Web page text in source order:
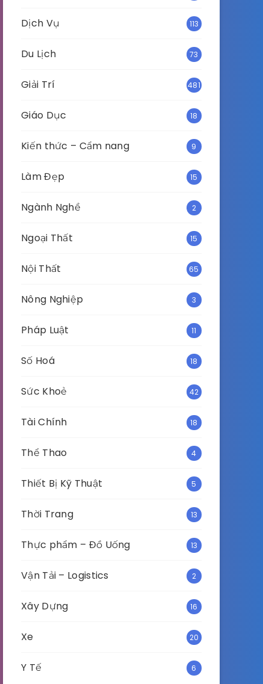
Dịch Vụ 113
Du Lịch 73
Giải Trí 481
Giáo Dục 18
Kiến thức – Cẩm nang 9
Làm Đẹp 15
Ngành Nghề 2
Ngoại Thất 15
Nội Thất 65
Nông Nghiệp 3
Pháp Luật 11
Số Hoá 18
Sức Khoẻ 42
Tài Chính 18
Thể Thao 4
Thiết Bị Kỹ Thuật 5
Thời Trang 13
Thực phẩm – Đồ Uống 13
Vận Tải – Logistics 2
Xây Dựng 16
Xe 20
Y Tế 6